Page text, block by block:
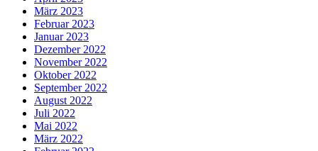
März 2023
Februar 2023
Januar 2023
Dezember 2022
November 2022
Oktober 2022
September 2022
August 2022
Juli 2022
Mai 2022
März 2022